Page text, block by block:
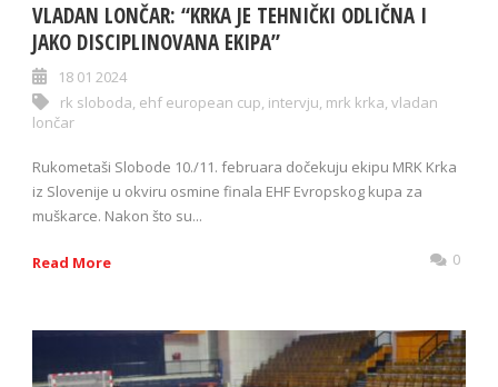
VLADAN LONČAR: “KRKA JE TEHNIČKI ODLIČNA I
JAKO DISCIPLINOVANA EKIPA”
18 01 2024
rk sloboda, ehf european cup, intervju, mrk krka, vladan
lončar
Rukometaši Slobode 10./11. februara dočekuju ekipu MRK Krka
iz Slovenije u okviru osmine finala EHF Evropskog kupa za
muškarce. Nakon što su...
Read More 0